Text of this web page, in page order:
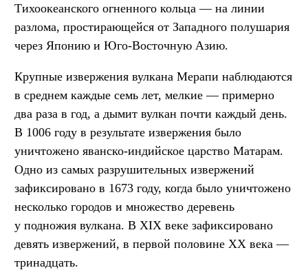
Тихоокеанского огненного кольца — на линии
разлома, простирающейся от Западного полушария
через Японию и Юго-Восточную Азию.
Крупные извержения вулкана Мерапи наблюдаются
в среднем каждые семь лет, мелкие — примерно
два раза в год, а дымит вулкан почти каждый день.
В 1006 году в результате извержения было
уничтожено яванско-индийское царство Матарам.
Одно из самых разрушительных извержений
зафиксировано в 1673 году, когда было уничтожено
несколько городов и множество деревень
у подножия вулкана. В XIX веке зафиксировано
девять извержений, в первой половине XX века —
тринадцать.